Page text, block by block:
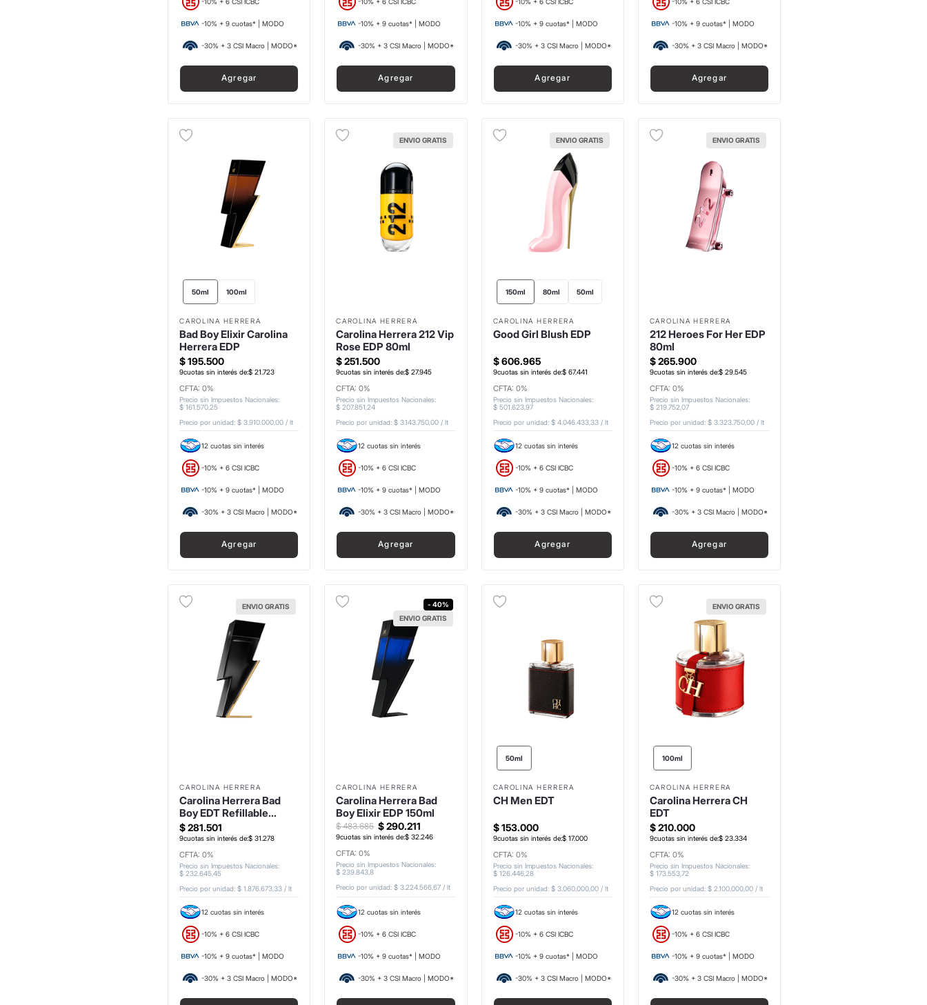
-10% + 9 cuotas* | MODO
-30% + 3 CSI Macro | MODO*
Agregar
-10% + 9 cuotas* | MODO
-30% + 3 CSI Macro | MODO*
Agregar
-10% + 9 cuotas* | MODO
-30% + 3 CSI Macro | MODO*
Agregar
-10% + 9 cuotas* | MODO
-30% + 3 CSI Macro | MODO*
Agregar
50ml 100ml
CAROLINA HERRERA
Bad Boy Elixir Carolina
Herrera EDP
$195.500
9cuotas sin interés de:$ 21 .723
CFTA: 0%
Precio sin Impuestos Nacionales:
$ 161 .570,25
Precio por unidad:$ 3.910.000,00 /lt
12 cuotas sin interés
-10% + 6 CSI ICBC
-10% + 9 cuotas* | MODO
-30% + 3 CSI Macro | MODO*
Agregar
ENVIO GRATIS
CAROLINA HERRERA
Carolina Herrera 212 Vip
Rose EDP 80ml
$251.500
9cuotas sin interés de:$ 27.945
CFTA: 0%
Precio sin Impuestos Nacionales:
$ 207.851 ,24
Precio por unidad:$ 3.143.750,00 /lt
12 cuotas sin interés
-10% + 6 CSI ICBC
-10% + 9 cuotas* | MODO
-30% + 3 CSI Macro | MODO*
Agregar
ENVIO GRATIS
150ml 80ml 50ml
CAROLINA HERRERA
Good Girl Blush EDP
$ 606.965
9cuotas sin interés de:$ 67.441
CFTA: 0%
Precio sin Impuestos Nacionales:
$ 501 623,97
Precio por unidad: $ 4.046.433,33/ lt
12 cuotas sin interés
-10% + 6 CSI ICBC
-10% + 9 cuotas* | MODO
-30% + 3 CSI Macro | MODO*
Agregar
ENVIO GRATIS
CAROLINA HERRERA
212 Heroes For Her EDP
80ml
$265.900
9cuotas sin interés de:$ 29.545
CFTA: 0%
Precio sin Impuestos Nacionales:
$ 219.752 07
Precio por unidad: $ 3.323.750,00/ lt
12 cuotas sin interés
-10% + 6 CSI ICBC
-10% + 9 cuotas* | MODO
-30% + 3 CSI Macro | MODO*
Agregar
ENVIO GRATIS
CAROLINA HERRERA
Carolina Herrera Bad
Boy EDT Refillable
150ml
$281.501
9cuotas sin interés de:$ 31 .278
CFTA: 0%
Precio sin Impuestos Nacionales:
$ 232 .645,45
Precio por unidad:$ 1.876.673,33 /lt
12 cuotas sin interés
-10% + 6 CSI ICBC
-10% + 9 cuotas* | MODO
-30% + 3 CSI Macro | MODO*
- 40%
ENVIO GRATIS
CAROLINA HERRERA
Carolina Herrera Bad
Boy Elixir EDP 150ml
$290.211
$ 483.685
9cuotas sin interés de:$ 32.246
CFTA: 0%
Precio sin Impuestos Nacionales:
$ 239.843,8
Precio por unidad:$ 3.224.566,67 /lt
12 cuotas sin interés
-10% + 6 CSI ICBC
-10% + 9 cuotas* | MODO
-30% + 3 CSI Macro | MODO*
50ml
CAROLINA HERRERA
CH Men EDT
$ 153.000
9cuotas sin interés de:$ 17.000
CFTA: 0%
Precio sin Impuestos Nacionales:
$ 126.446,28
Precio por unidad: $ 3.060.000,00/ lt
12 cuotas sin interés
-10% + 6 CSI ICBC
-10% + 9 cuotas* | MODO
-30% + 3 CSI Macro | MODO*
ENVIO GRATIS
100ml
CAROLINA HERRERA
Carolina Herrera CH
EDT
$210.000
9cuotas sin interés de:$ 23.334
CFTA: 0%
Precio sin Impuestos Nacionales:
$ 173.553,72
Precio por unidad: $ 2.100.000,00/ lt
12 cuotas sin interés
-10% + 6 CSI ICBC
-10% + 9 cuotas* | MODO
-30% + 3 CSI Macro | MODO*